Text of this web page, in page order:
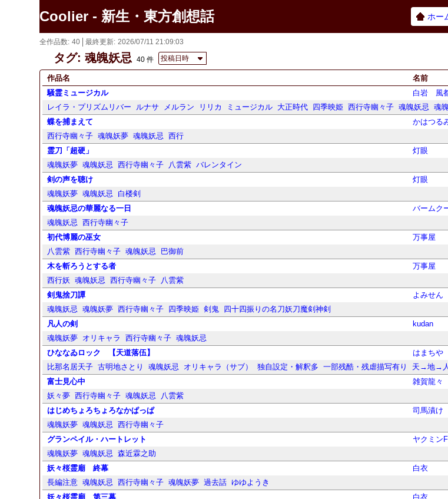
Coolier - 新生・東方創想話 ホー
タグ: 魂魄妖忌 40 件 投稿日時
全作品数 40 最終更新 2026/07/11 21:09:03
作品名 名前
騒霊ミュージカル
白岩 風
レイラ・プリズムリバー ルナサ メルラン リリカ ミュージカル 大正時代 四季映姫 西行寺幽々子 魂魄妖忌
魂
蝶を捕まえて
かはつる
西行寺幽々子 魂魄妖夢 魂魄妖忌
西行
霊刀「超硬」
灯眼
魂魄妖夢 魂魄妖忌 西行寺幽々子 八雲紫 バレンタイン
剣の声を聴け
灯眼
魂魄妖夢 魂魄妖忌
白楼剣
魂魄妖忌の華麗なる一日
バームク
魂魄妖忌
西行寺幽々子
初代博麗の巫女
万事屋
八雲紫 西行寺幽々子 魂魄妖忌
巴御前
木を斬ろうとする者
万事屋
西行妖 魂魄妖忌 西行寺幽々子 八雲紫
剣鬼捨刀譚
よみせん
魂魄妖忌 魂魄妖夢 西行寺幽々子 四季映姫 剣鬼 四十四振りの名刀妖刀魔剣神剣
凡人の剣
kudan
魂魄妖夢 オリキャラ 西行寺幽々子 魂魄妖忌
ひななゐロック 【天道落伍】
はまちや
比那名居天子 古明地さとり 魂魄妖忌 オリキャラ（サブ） 独自設定・解釈多 一部残酷・残虐描写有り
天→地→
富士見心中
雑賀龍々
妖々夢 西行寺幽々子 魂魄妖忌
八雲紫
はじめちょろちょろなかぱっぱ
司馬漬け
魂魄妖夢 魂魄妖忌
西行寺幽々子
グランペイル・ハートレット
ヤクミン
魂魄妖夢 魂魄妖忌
森近霖之助
妖々桜霊廟 終幕
白衣
長編注意 魂魄妖忌 西行寺幽々子 魂魄妖夢 過去話 ゆゆようき
妖々桜霊廟 第三幕
白衣